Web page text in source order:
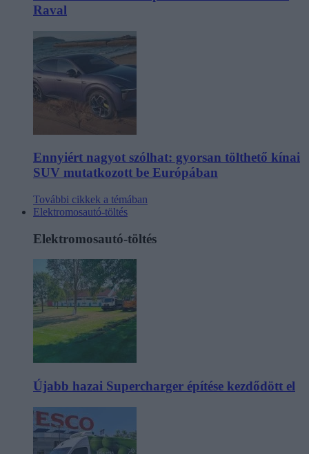
Raval
Ennyiért nagyot szólhat: gyorsan tölthető kínai
SUV mutatkozott be Európában
További cikkek a témában
Elektromosautó-töltés
Elektromosautó-töltés
Újabb hazai Supercharger építése kezdődött el